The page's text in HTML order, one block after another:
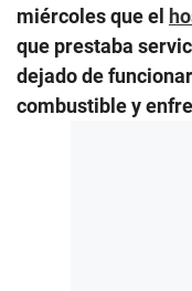
miércoles que el
que prestaba
dejado de
combustible y